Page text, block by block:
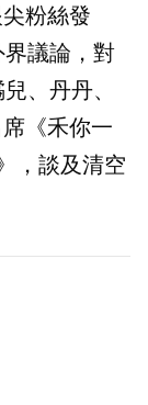
粉絲發
議論，對
、丹丹、
《禾你一
，談及清空